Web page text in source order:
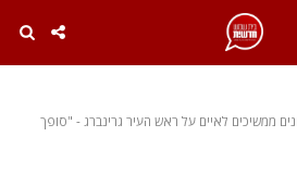
ממשיכים לאיים על ראש העיר גרינברג - "סופך